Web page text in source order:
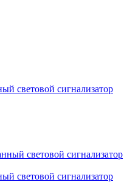
световой сигнализатор
световой сигнализатор